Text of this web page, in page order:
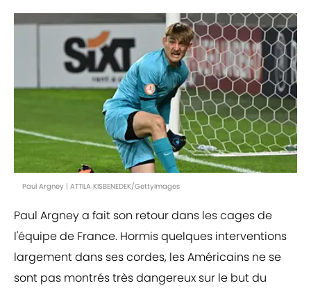
Paul Argney | ATTILA KISBENEDEK/GettyImages
Paul Argney a fait son retour dans les cages de
l'équipe de France. Hormis quelques interventions
largement dans ses cordes, les Américains ne se
sont pas montrés très dangereux sur le but du